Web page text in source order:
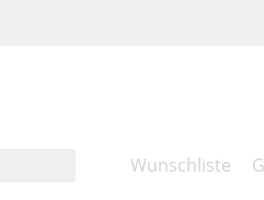
Wunschliste